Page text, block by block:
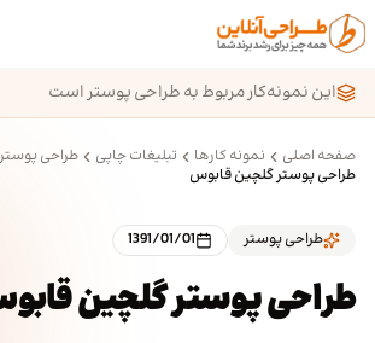
پرش به محتوای اصلی
این نمونه‌کار مربوط به طراحی پوستر است
صفحه اصلی نمونه کارها تبلیغات چاپی
طراحی پوستر
طراحی پوستر گلچین قابوس
طراحی پوستر 1391/01/01
طراحی پوستر گلچین